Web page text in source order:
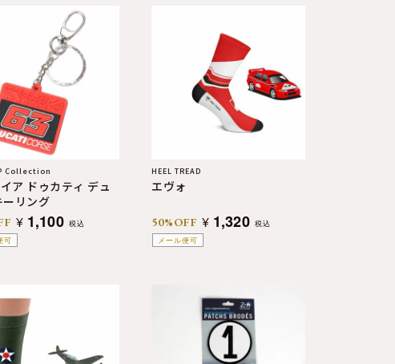
可
Collection
ア ドゥカティ デュ
ーリング
¥ 1,100 税込
メール便可
HEEL TREAD
エヴォ
50%OFF ¥ 1,320 税込